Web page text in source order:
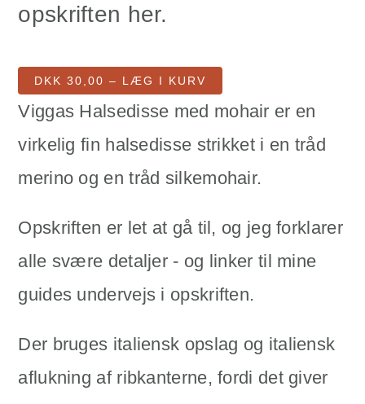
opskriften her.
DKK 30,00 – LÆG I KURV
Viggas Halsedisse med mohair er en
virkelig fin halsedisse strikket i en tråd
merino og en tråd silkemohair.
Opskriften er let at gå til, og jeg forklarer
alle svære detaljer - og linker til mine
guides undervejs i opskriften.
Der bruges italiensk opslag og italiensk
aflukning af ribkanterne, fordi det giver